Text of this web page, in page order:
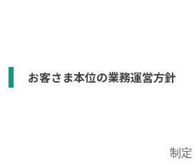
お客さま本位の業務運営方針
制